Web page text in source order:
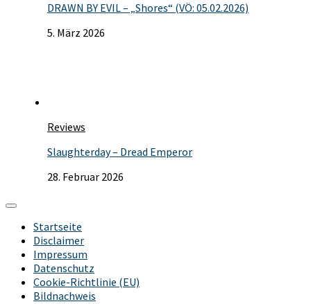
DRAWN BY EVIL – „Shores“ (VÖ: 05.02.2026)
5. März 2026
Reviews
Slaughterday – Dread Emperor
28. Februar 2026
Startseite
Disclaimer
Impressum
Datenschutz
Cookie-Richtlinie (EU)
Bildnachweis